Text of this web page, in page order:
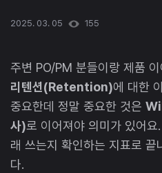
2025. 03. 05 155
주변 PO/PM 분들이랑 제품
리텐션(Retention)에 대한
중요한데 정말 중요한 것은
사)로 이어져야 의미가 있어
래 쓰는지 확인하는 지표로 끝
다.